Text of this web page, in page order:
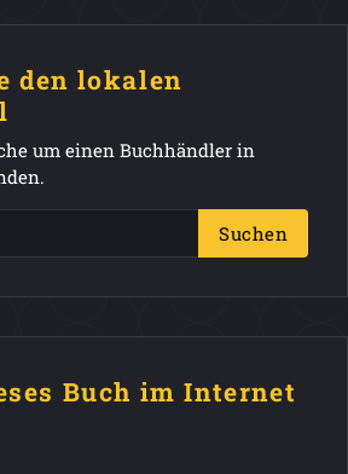
den lokalen
um einen Buchhändler in
Suchen
Buch im Internet